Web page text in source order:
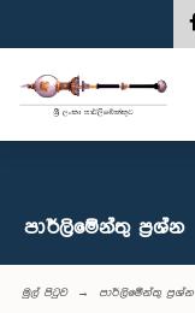
පාර්ලි‌මේන්තු‌ ප්‍රශ්න
මුල් පිටුව පාර්ලි‌මේන්තු‌ ප්‍රශ්න